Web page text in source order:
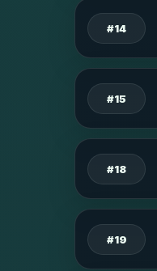
#14
#15
#18
#19